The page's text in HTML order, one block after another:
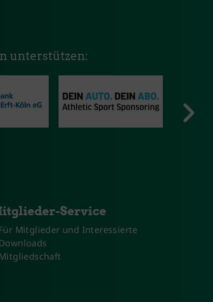
unterstützen:
Service
Für Mitglieder und Interessierte
Downloads
Mitgliedschaft